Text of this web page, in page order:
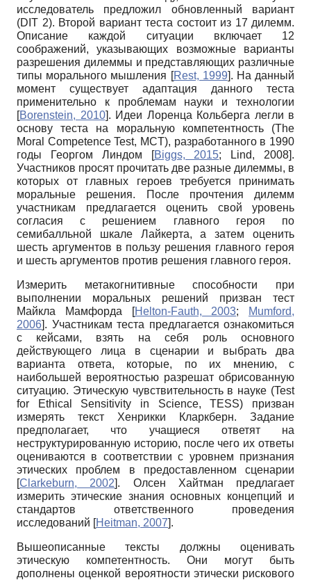
исследователь предложил обновленный вариант
(DIT 2). Второй вариант теста состоит из 17 дилемм.
Описание каждой ситуации включает 12
соображений, указывающих возможные варианты
разрешения дилеммы и представляющих различные
типы морального мышления [Rest, 1999]. На данный
момент существует адаптация данного теста
применительно к проблемам науки и технологии
[Borenstein, 2010]. Идеи Лоренца Кольберга легли в
основу теста на моральную компетентность (The
Moral Competence Test, MCT), разработанного в 1990
годы Георгом Линдом
[Biggs, 2015; Lind, 2008].
Участников просят прочитать две разные дилеммы, в
которых от главных героев требуется принимать
моральные решения. После прочтения дилемм
участникам предлагается оценить свой уровень
согласия с решением главного героя по
семибалльной шкале Лайкерта, а затем оценить
шесть аргументов в пользу решения главного героя
и шесть аргументов против решения главного героя.
Измерить метакогнитивные способности при
выполнении моральных решений призван тест
Майкла Мамфорда
[Helton-Fauth, 2003;
Mumford,
2006]. Участникам теста предлагается ознакомиться
с кейсами, взять на себя роль основного
действующего лица в сценарии и выбрать два
варианта ответа, которые, по их мнению, с
наибольшей вероятностью разрешат обрисованную
ситуацию. Этическую чувствительность в науке (Test
for Ethical Sensitivity in Science, TESS) призван
измерять текст Хенрикки Кларкберн. Задание
предполагает, что учащиеся ответят на
неструктурированную историю, после чего их ответы
оцениваются в соответствии с уровнем признания
этических проблем в предоставленном сценарии
[Clarkeburn, 2002]. Олсен Хайтман предлагает
измерить этические знания основных концепций и
стандартов ответственного проведения
исследований [Heitman, 2007].
Вышеописанные тексты должны оценивать
этическую компетентность. Они могут быть
дополнены оценкой вероятности этически рискового